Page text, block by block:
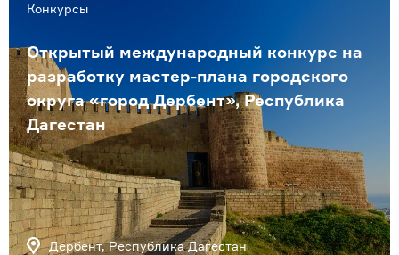
Конкурсы
Открытый международный конкурс на
разработку мастер-плана городского
округа «город Дербент», Республика
Дагестан
Дербент, Республика Дагестан